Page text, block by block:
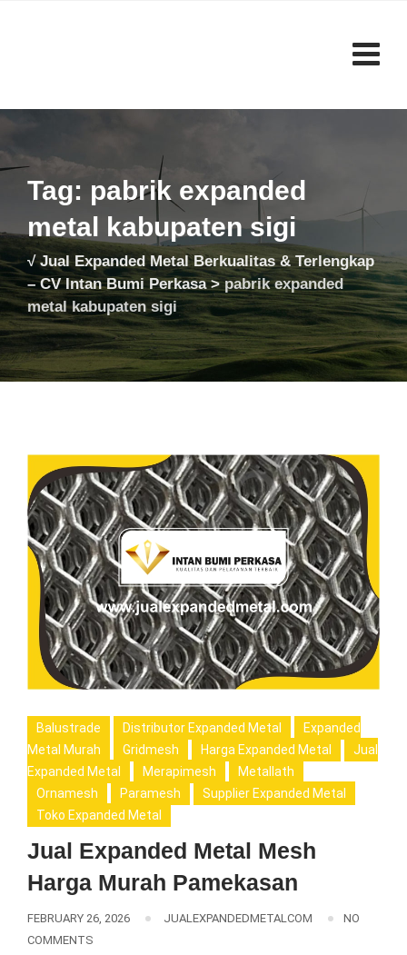
Tag: pabrik expanded
metal kabupaten sigi
√ Jual Expanded Metal Berkualitas & Terlengkap
– CV Intan Bumi Perkasa>pabrik expanded
metal kabupaten sigi
Balustrade Distributor Expanded Metal
Expanded
Metal Murah
Gridmesh Harga Expanded Metal
Jual
Expanded Metal
Merapimesh
Metallath
Ornamesh
Paramesh
Supplier Expanded Metal
Toko Expanded Metal
Jual Expanded Metal Mesh
Harga Murah Pamekasan
FEBRUARY 26, 2026 JUALEXPANDEDMETALCOM
NO
COMMENTS